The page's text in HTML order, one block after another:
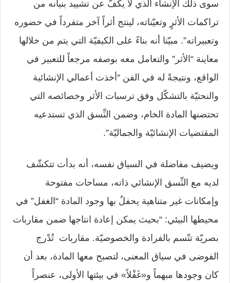
سوى ذلك الإنشاء الذي لا يكفّ عن تشييد بنيانه من
تراكمات الأثرٍ وتعيّناته، لينتج أثراً آخر متفرداً في حضوره
وتعبيراته”. مبيّنا أنه بناءً على الكيفيّة التي يتم من خلالها
معاينة “الأثر” والتعامل معه بوصفه مرجعاً للتعبير في
الواقع، ونتيجةً له في الفن “أخذت أعمالي الإنشائية
والنحتيّة بالتشكّل وفق ترسبات الأثر وخصائصه التي
تحتضنها المادة الخام، وضمن النِّسق الذي تستدعيه
المقتضيات الإنشائيّة والجماليّة”.
ويضيف مفاضلة في السياق نفسه، أنه بدأت تتكشّف
لديه مع النِّسق الإنشائي ذاته، مساحات مفتوحة
وإمكانات غير متناهية يحفلُ بها وجود المادة “الغفل” في
محيطها البيئي: “بحيث يمكن إعادة انتاجها ضمن مقاربات
بصريّة تتّسم بالفرادة والخصوصيّة. مقاربات تُدْرج
الفوضى في سياق المعنى، لتصبح معها المادة، بعد أن
كان وجودها مبهماً و«غَفْلاً» في بيئتها الأولى، عنصراً